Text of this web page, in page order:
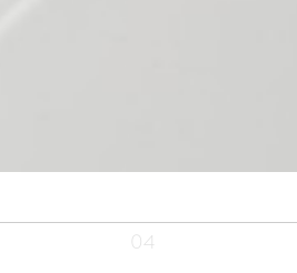
04